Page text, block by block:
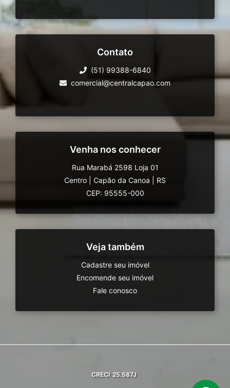
Contato
(51) 99388-6840
comercial@centralcapao.com
Venha nos conhecer
Rua Marabá 2598 Loja 01
Centro
Capão da Canoa
RS
CEP: 95555-000
Veja também
Cadastre seu imóvel
Encomende seu imóvel
Fale conosco
CRECI 25.587J